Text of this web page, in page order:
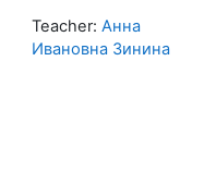
Teacher: Анна
Ивановна Зинина